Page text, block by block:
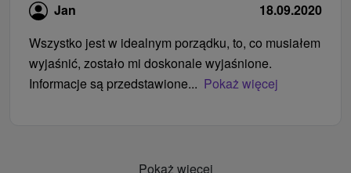
Jan
18.09.2020
Wszystko jest w idealnym porządku, to, co musiałem
wyjaśnić, zostało mi doskonale wyjaśnione.
Informacje są przedstawione... Pokaż więcej
Pokaż więcej